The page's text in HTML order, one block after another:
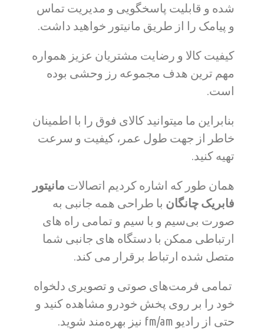
شده و قابلیت پاسخگویی و مدیریت تماس
و پیامک را از طریق مانیتور خواهید داشت.
کیفیت کالا و رضایت مشتریان عزیز همواره
مهم ترین هدف مجموعه رز وحشی بوده
است.
بنابراین ما میتوانید کالای فوق را با اطمینان
خاطر از جهت طول عمر، کیفیت و سرعت
تهیه کنید.
همان طور که اشاره کردیم اتصالات مانیتور
فابریک چانگان با طراحی همه جانبی به
صورت بی‌سیم و با سیم و تمامی راه های
ارتباطی ممکن با دستگاه های جانبی شما
متصل شده ارتباط برقرار می کند.
تمامی فرمت‌های صوتی و تصویری دلخواه
خود را بر روی پخش خودرو مشاهده کنید و
حتی از رادیو fm/am نیز بهره‌مند شوید.